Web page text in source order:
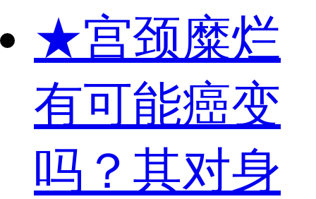
★宫颈糜烂
有可能癌变
吗？其对身